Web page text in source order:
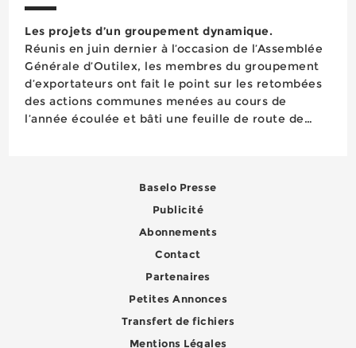
Les projets d’un groupement dynamique.
Réunis en juin dernier à l’occasion de l’Assemblée
Générale d’Outilex, les membres du groupement
d’exportateurs ont fait le point sur les retombées
des actions communes menées au cours de
l’année écoulée et bâti une feuille de route de
Baselo Presse
Publicité
Abonnements
Contact
Partenaires
Petites Annonces
Transfert de fichiers
Mentions Légales